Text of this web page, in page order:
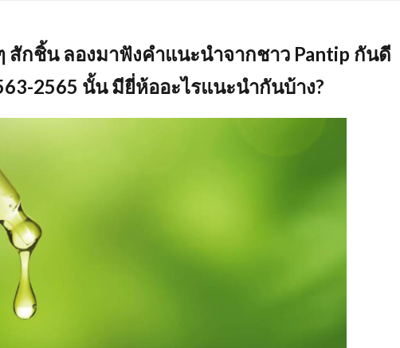
สักชิ้น ลองมาฟังคำแนะนำจากชาว Pantip กันดี
2565 นั้น มียี่ห้ออะไรแนะนำกันบ้าง?